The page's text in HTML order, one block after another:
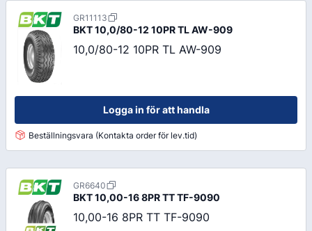
GR11113
BKT10,0/80-12 10PR TL AW-909
10,0/80-12 10PR TL AW-909
Logga in för att handla
Beställningsvara (Kontakta order för lev.tid)
GR6640
BKT10,00-16 8PR TT TF-9090
10,00-16 8PR TT TF-9090